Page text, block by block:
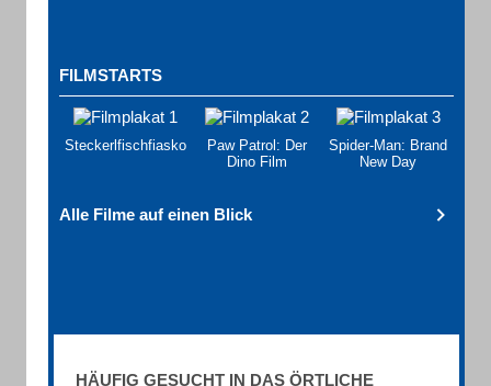
FILMSTARTS
Steckerlfischfiasko
Paw Patrol: Der
Dino Film
Spider-Man: Brand
New Day
Alle Filme auf einen Blick
HÄUFIG GESUCHT IN DAS ÖRTLICHE